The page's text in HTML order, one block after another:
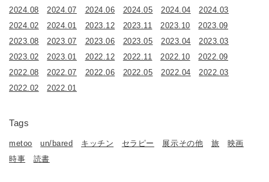
2024.08
2024.07 2024.06 2024.05 2024.04
2024.03
2024.02
2024.01 2023.12 2023.11 2023.10
2023.09
2023.08
2023.07 2023.06 2023.05 2023.04
2023.03
2023.02
2023.01 2022.12 2022.11 2022.10
2022.09
2022.08
2022.07 2022.06 2022.05 2022.04
2022.03
2022.02
2022.01
Tags
metoo un/bared キッチン セラピー 展示その他 旅
映画
時事
読書